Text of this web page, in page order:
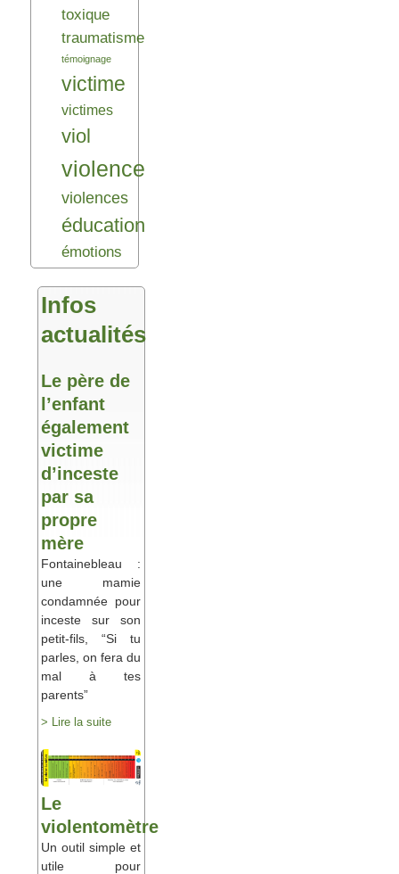
toxique
traumatisme
témoignage
victime
victimes
viol
violence
violences
éducation
émotions
Infos
actualités
Le père de
l’enfant
également
victime
d’inceste
par sa
propre
mère
Fontainebleau :
une mamie
condamnée pour
inceste sur son
petit-fils, “Si tu
parles, on fera du
mal à tes
parents”
> Lire la suite
Le
violentomètre
Un outil simple et
utile pour